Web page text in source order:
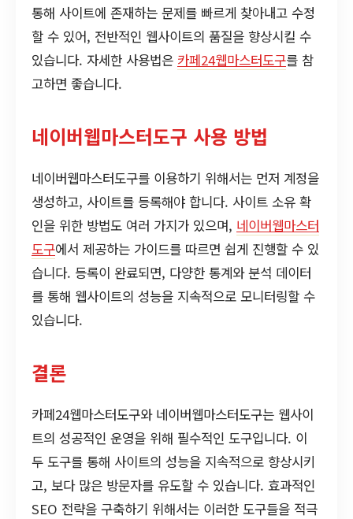
통해 사이트에 존재하는 문제를 빠르게 찾아내고 수정
할 수 있어, 전반적인 웹사이트의 품질을 향상시킬 수
있습니다. 자세한 사용법은 카페24웹마스터도구를 참
고하면 좋습니다.
네이버웹마스터도구 사용 방법
네이버웹마스터도구를 이용하기 위해서는 먼저 계정을
생성하고, 사이트를 등록해야 합니다. 사이트 소유 확
인을 위한 방법도 여러 가지가 있으며, 네이버웹마스터
도구에서 제공하는 가이드를 따르면 쉽게 진행할 수 있
습니다. 등록이 완료되면, 다양한 통계와 분석 데이터
를 통해 웹사이트의 성능을 지속적으로 모니터링할 수
있습니다.
결론
카페24웹마스터도구와 네이버웹마스터도구는 웹사이
트의 성공적인 운영을 위해 필수적인 도구입니다. 이
두 도구를 통해 사이트의 성능을 지속적으로 향상시키
고, 보다 많은 방문자를 유도할 수 있습니다. 효과적인
SEO 전략을 구축하기 위해서는 이러한 도구들을 적극